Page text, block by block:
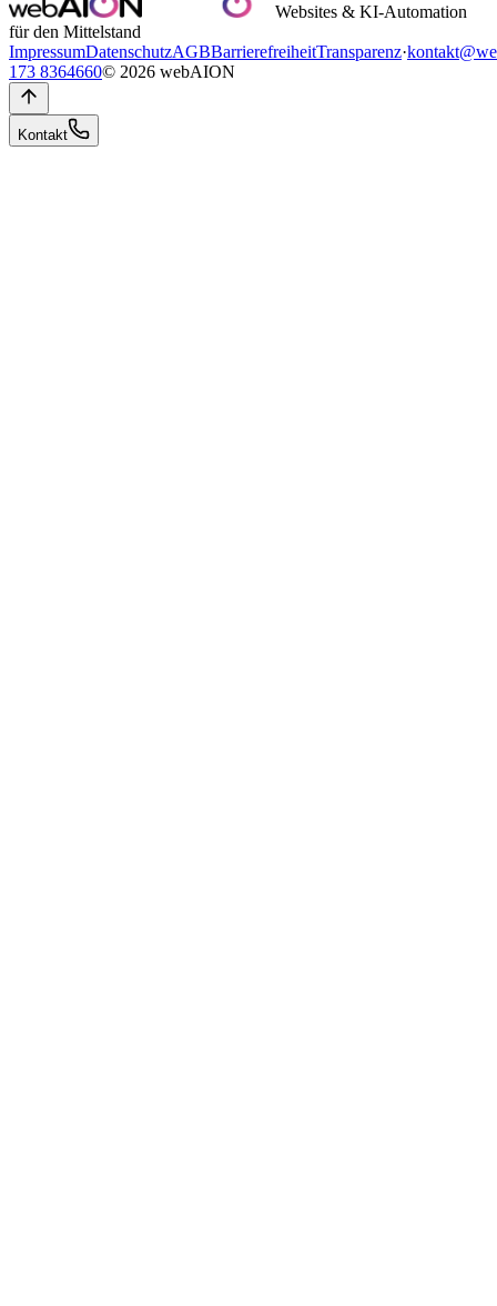
Websites & KI-Automation
für den Mittelstand
ImpressumDatenschutzAGBBarrierefreiheitTransparenz·
173 8364660© 2026 webAION
Kontakt